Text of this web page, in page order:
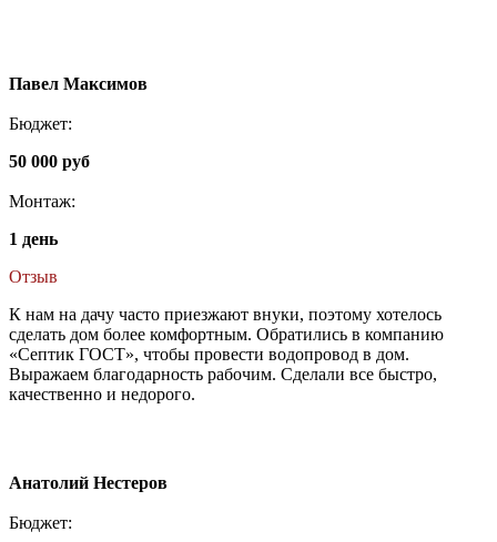
Павел Максимов
Бюджет:
50 000 руб
Монтаж:
1 день
Отзыв
К нам на дачу часто приезжают внуки, поэтому хотелось
сделать дом более комфортным. Обратились в компанию
«Септик ГОСТ», чтобы провести водопровод в дом.
Выражаем благодарность рабочим. Сделали все быстро,
качественно и недорого.
Анатолий Нестеров
Бюджет: